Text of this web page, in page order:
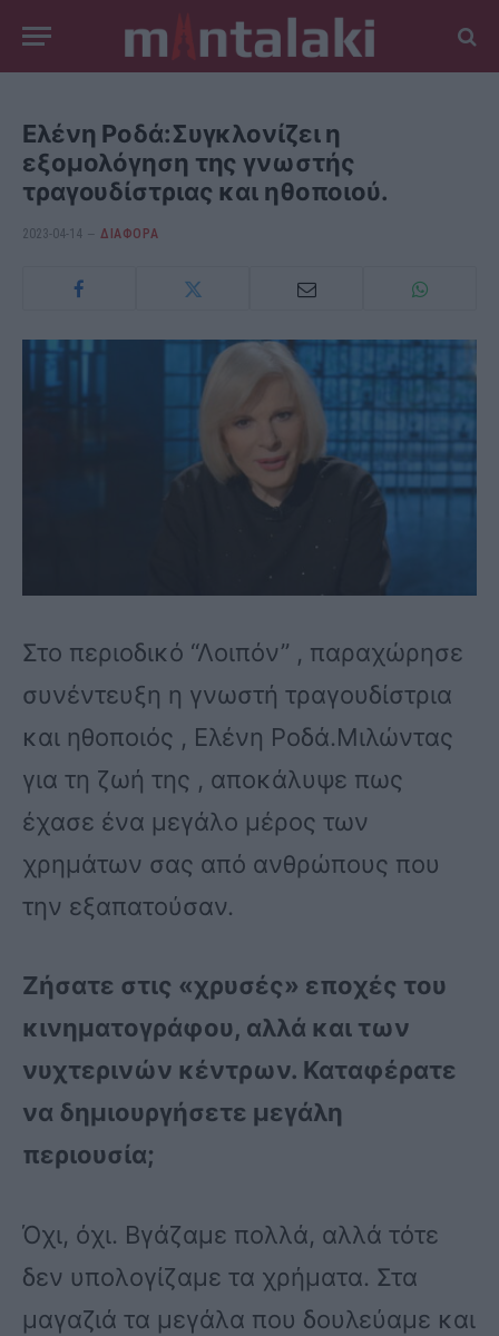
Ελένη Ροδά:Συγκλονίζει η
εξομολόγηση της γνωστής
τραγουδίστριας και ηθοποιού.
2023-04-14 ΔΙΆΦΟΡΑ
Στο περιοδικό “Λοιπόν” , παραχώρησε
συνέντευξη η γνωστή τραγουδίστρια
και ηθοποιός , Ελένη Ροδά.Μιλώντας
για τη ζωή της , αποκάλυψε πως
έχασε ένα μεγάλο μέρος των
χρημάτων σας από ανθρώπους που
την εξαπατούσαν.
Ζήσατε στις «χρυσές» εποχές του
κινηματογράφου, αλλά και των
νυχτερινών κέντρων. Καταφέρατε
να δημιουργήσετε μεγάλη
περιουσία;
Όχι, όχι. Βγάζαμε πολλά, αλλά τότε
δεν υπολογίζαμε τα χρήματα. Στα
μαγαζιά τα μεγάλα που δουλεύαμε και